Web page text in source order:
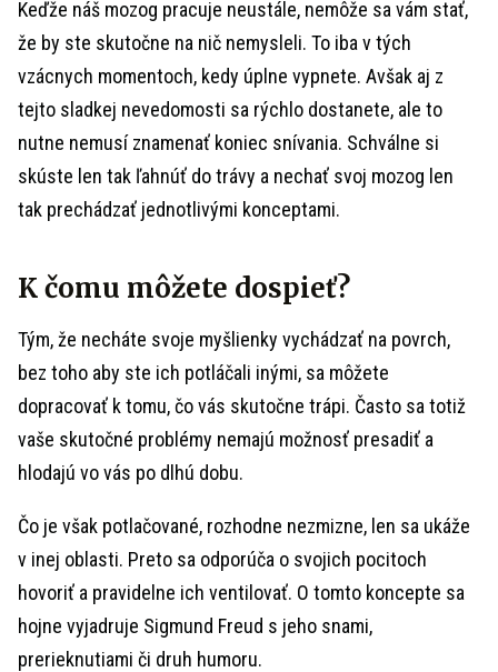
Keďže náš mozog pracuje neustále, nemôže sa vám stať,
že by ste skutočne na nič nemysleli. To iba v tých
vzácnych momentoch, kedy úplne vypnete. Avšak aj z
tejto sladkej nevedomosti sa rýchlo dostanete, ale to
nutne nemusí znamenať koniec snívania. Schválne si
skúste len tak ľahnúť do trávy a nechať svoj mozog len
tak prechádzať jednotlivými konceptami.
K čomu môžete dospieť?
Tým, že necháte svoje myšlienky vychádzať na povrch,
bez toho aby ste ich potláčali inými, sa môžete
dopracovať k tomu, čo vás skutočne trápi. Často sa totiž
vaše skutočné problémy nemajú možnosť presadiť a
hlodajú vo vás po dlhú dobu.
Čo je však potlačované, rozhodne nezmizne, len sa ukáže
v inej oblasti. Preto sa odporúča o svojich pocitoch
hovoriť a pravidelne ich ventilovať. O tomto koncepte sa
hojne vyjadruje Sigmund Freud s jeho snami,
prerieknutiami či druh humoru.